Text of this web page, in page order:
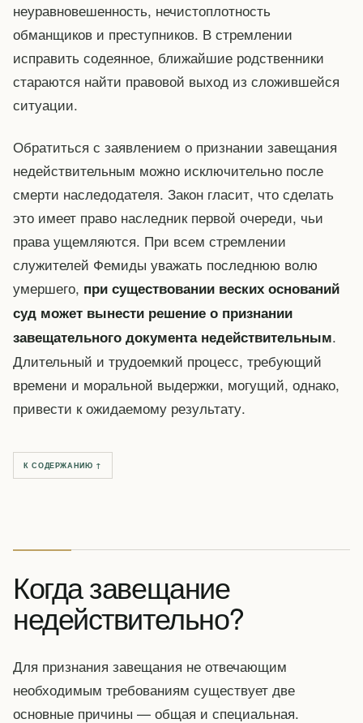
неуравновешенность, нечистоплотность
обманщиков и преступников. В стремлении
исправить содеянное, ближайшие родственники
стараются найти правовой выход из сложившейся
ситуации.
Обратиться с заявлением о признании завещания
недействительным можно исключительно после
смерти наследодателя. Закон гласит, что сделать
это имеет право наследник первой очереди, чьи
права ущемляются. При всем стремлении
служителей Фемиды уважать последнюю волю
умершего, при существовании веских оснований
суд может вынести решение о признании
завещательного документа недействительным.
Длительный и трудоемкий процесс, требующий
времени и моральной выдержки, могущий, однако,
привести к ожидаемому результату.
К СОДЕРЖАНИЮ ↑
Когда завещание
недействительно?
Для признания завещания не отвечающим
необходимым требованиям существует две
основные причины — общая и специальная.